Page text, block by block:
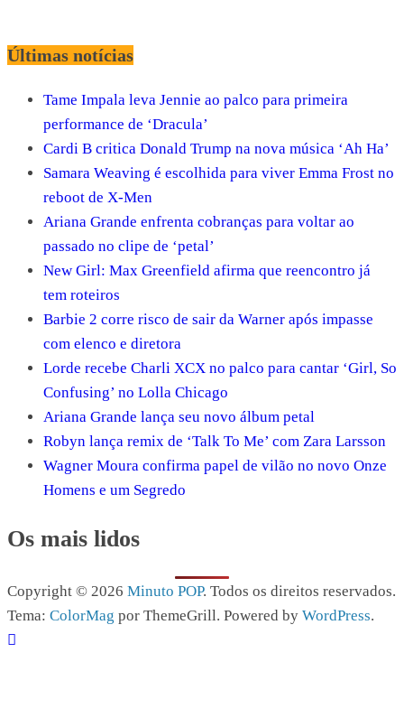
Últimas notícias
Tame Impala leva Jennie ao palco para primeira
performance de ‘Dracula’
Cardi B critica Donald Trump na nova música ‘Ah Ha’
Samara Weaving é escolhida para viver Emma Frost no
reboot de X-Men
Ariana Grande enfrenta cobranças para voltar ao
passado no clipe de ‘petal’
New Girl: Max Greenfield afirma que reencontro já
tem roteiros
Barbie 2 corre risco de sair da Warner após impasse
com elenco e diretora
Lorde recebe Charli XCX no palco para cantar ‘Girl, So
Confusing’ no Lolla Chicago
Ariana Grande lança seu novo álbum petal
Robyn lança remix de ‘Talk To Me’ com Zara Larsson
Wagner Moura confirma papel de vilão no novo Onze
Homens e um Segredo
Os mais lidos
Copyright © 2026 Minuto POP. Todos os direitos reservados.
Tema: ColorMag por ThemeGrill. Powered by WordPress.